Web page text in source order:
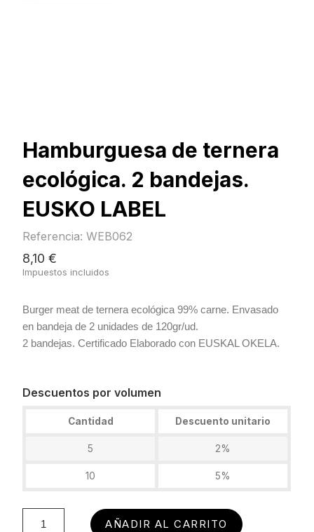
Hamburguesa de ternera
ecológica. 2 bandejas.
EUSKO LABEL
Referencia: WEB062
8,10 €
Impuestos incluidos
Burger meat de ternera ecológica 99% carne. Envasado
en bandeja de 2 unidades de 120gr/ud.
2 bandejas. Certificado Elaborado con EUSKAL OKELA.
Descuentos por volumen
Cantidad Descuento unitario
5 2%
10 5%
AÑADIR AL CARRITO